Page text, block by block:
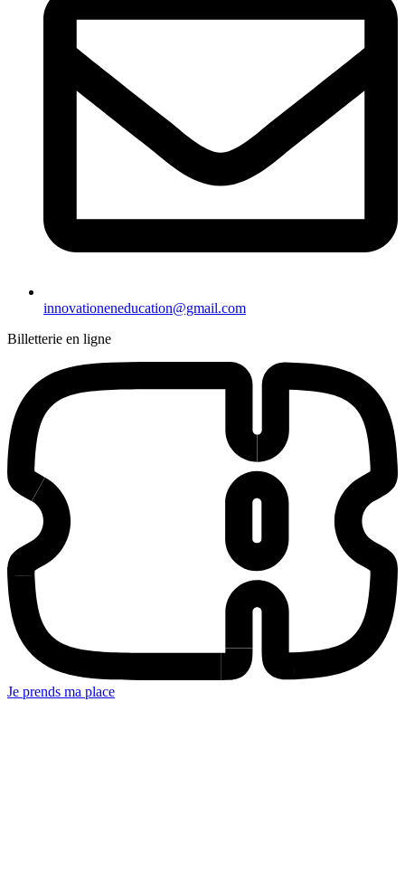
innovationeneducation@gmail.com
Billetterie en ligne
Je prends ma place